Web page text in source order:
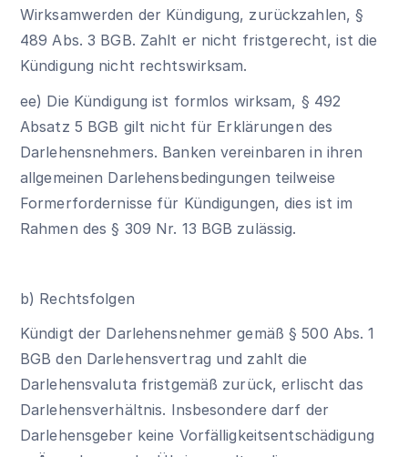
Wirksamwerden der Kündigung, zurückzahlen,§
489 Abs. 3 BGB. Zahlt er nicht fristgerecht, ist die
Kündigung nicht rechtswirksam.
ee) Die Kündigung ist formlos wirksam, § 492
Absatz 5 BGB gilt nicht für Erklärungen des
Darlehensnehmers. Banken vereinbaren in ihren
allgemeinen Darlehensbedingungen teilweise
Formerfordernisse für Kündigungen, dies ist im
Rahmen des§ 309 Nr. 13 BGB zulässig.
b) Rechtsfolgen
Kündigt der Darlehensnehmer gemäß§ 500 Abs. 1
BGB den Darlehensvertrag und zahlt die
Darlehensvaluta fristgemäß zurück, erlischt das
Darlehensverhältnis. Insbesondere darf der
Darlehensgeber keine Vorfälligkeitsentschädigung